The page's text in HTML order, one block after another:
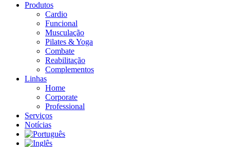
Produtos
Cardio
Funcional
Musculação
Pilates & Yoga
Combate
Reabilitação
Complementos
Linhas
Home
Corporate
Professional
Serviços
Notícias